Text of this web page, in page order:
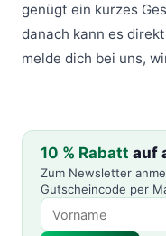
genügt ein kurzes
danach kann es
melde dich bei uns,
10 % Rabatt auf
Zum Newsletter
Gutscheincode per